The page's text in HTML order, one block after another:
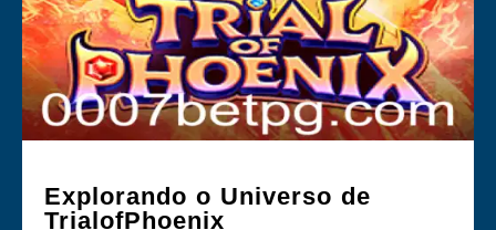
Explorando o Universo de
TrialofPhoenix